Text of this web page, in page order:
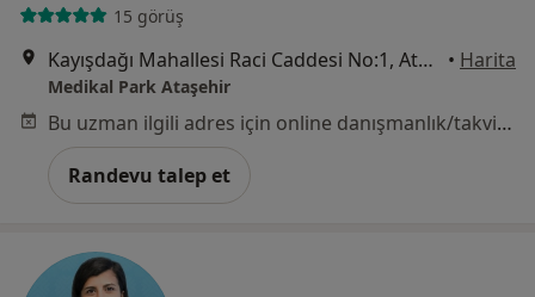
15 görüş
Kayışdağı Mahallesi Raci Caddesi No:1, Ataşehir • Harita
Medikal Park Ataşehir
Bu uzman ilgili adres için online danışmanlık/takvim sunmuyor.
Randevu talep et